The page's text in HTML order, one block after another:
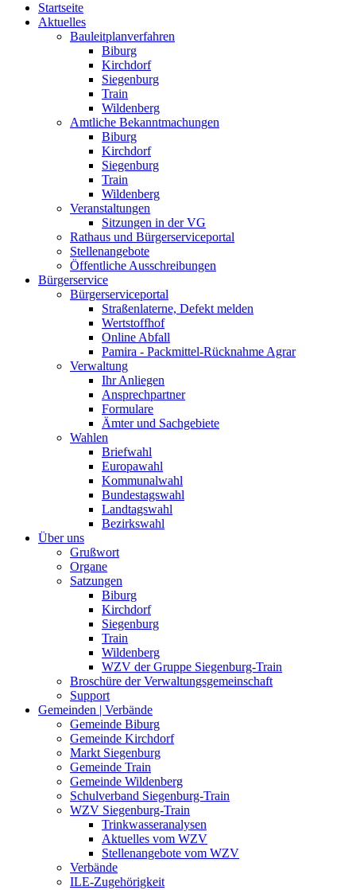
Startseite
Aktuelles
Bauleitplanverfahren
Biburg
Kirchdorf
Siegenburg
Train
Wildenberg
Amtliche Bekanntmachungen
Biburg
Kirchdorf
Siegenburg
Train
Wildenberg
Veranstaltungen
Sitzungen in der VG
Rathaus und Bürgerserviceportal
Stellenangebote
Öffentliche Ausschreibungen
Bürgerservice
Bürgerserviceportal
Straßenlaterne, Defekt melden
Wertstoffhof
Online Abfall
Pamira - Packmittel-Rücknahme Agrar
Verwaltung
Ihr Anliegen
Ansprechpartner
Formulare
Ämter und Sachgebiete
Wahlen
Briefwahl
Europawahl
Kommunalwahl
Bundestagswahl
Landtagswahl
Bezirkswahl
Über uns
Grußwort
Organe
Satzungen
Biburg
Kirchdorf
Siegenburg
Train
Wildenberg
WZV der Gruppe Siegenburg-Train
Broschüre der Verwaltungsgemeinschaft
Support
Gemeinden | Verbände
Gemeinde Biburg
Gemeinde Kirchdorf
Markt Siegenburg
Gemeinde Train
Gemeinde Wildenberg
Schulverband Siegenburg-Train
WZV Siegenburg-Train
Trinkwasseranalysen
Aktuelles vom WZV
Stellenangebote vom WZV
Verbände
ILE-Zugehörigkeit